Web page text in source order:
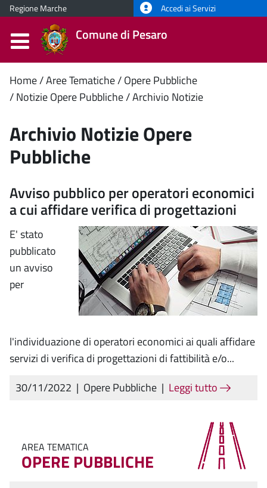
Regione Marche Accedi ai Servizi
Comune di Pesaro
Contenuto
principale
Home Aree Tematiche Opere Pubbliche
Notizie Opere Pubbliche Archivio Notizie
Archivio Notizie Opere
Pubbliche
Avviso pubblico per operatori economici
a cui affidare verifica di progettazioni
E' stato
pubblicato
un avviso
per
l'individuazione di operatori economici ai quali affidare
servizi di verifica di progettazioni di fattibilità e/o...
30/11/2022 | Opere Pubbliche | Leggi tutto
AREA TEMATICA
OPERE PUBBLICHE